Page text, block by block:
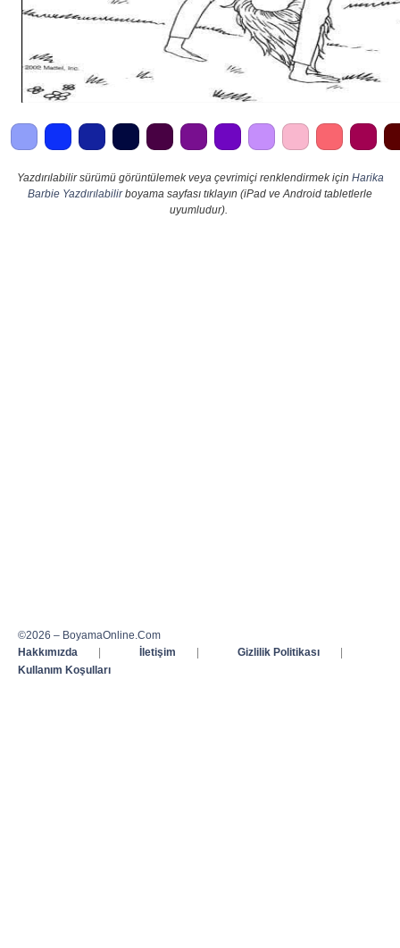
Yazdırılabilir sürümü görüntülemek veya çevrimiçi renklendirmek için Harika
Barbie Yazdırılabilirboyama sayfası tıklayın (iPad ve Android tabletlerle
uyumludur).
©2026 – BoyamaOnline.Com
Hakkımızda
| İletişim | Gizlilik Politikası
|
Kullanım Koşulları